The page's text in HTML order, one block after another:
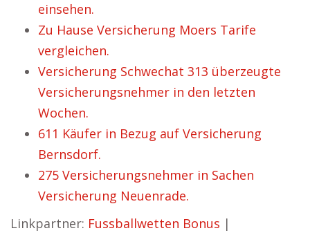
einsehen.
Zu Hause Versicherung Moers Tarife
vergleichen.
Versicherung Schwechat 313 überzeugte
Versicherungsnehmer in den letzten
Wochen.
611 Käufer in Bezug auf Versicherung
Bernsdorf.
275 Versicherungsnehmer in Sachen
Versicherung Neuenrade.
Linkpartner: Fussballwetten Bonus |